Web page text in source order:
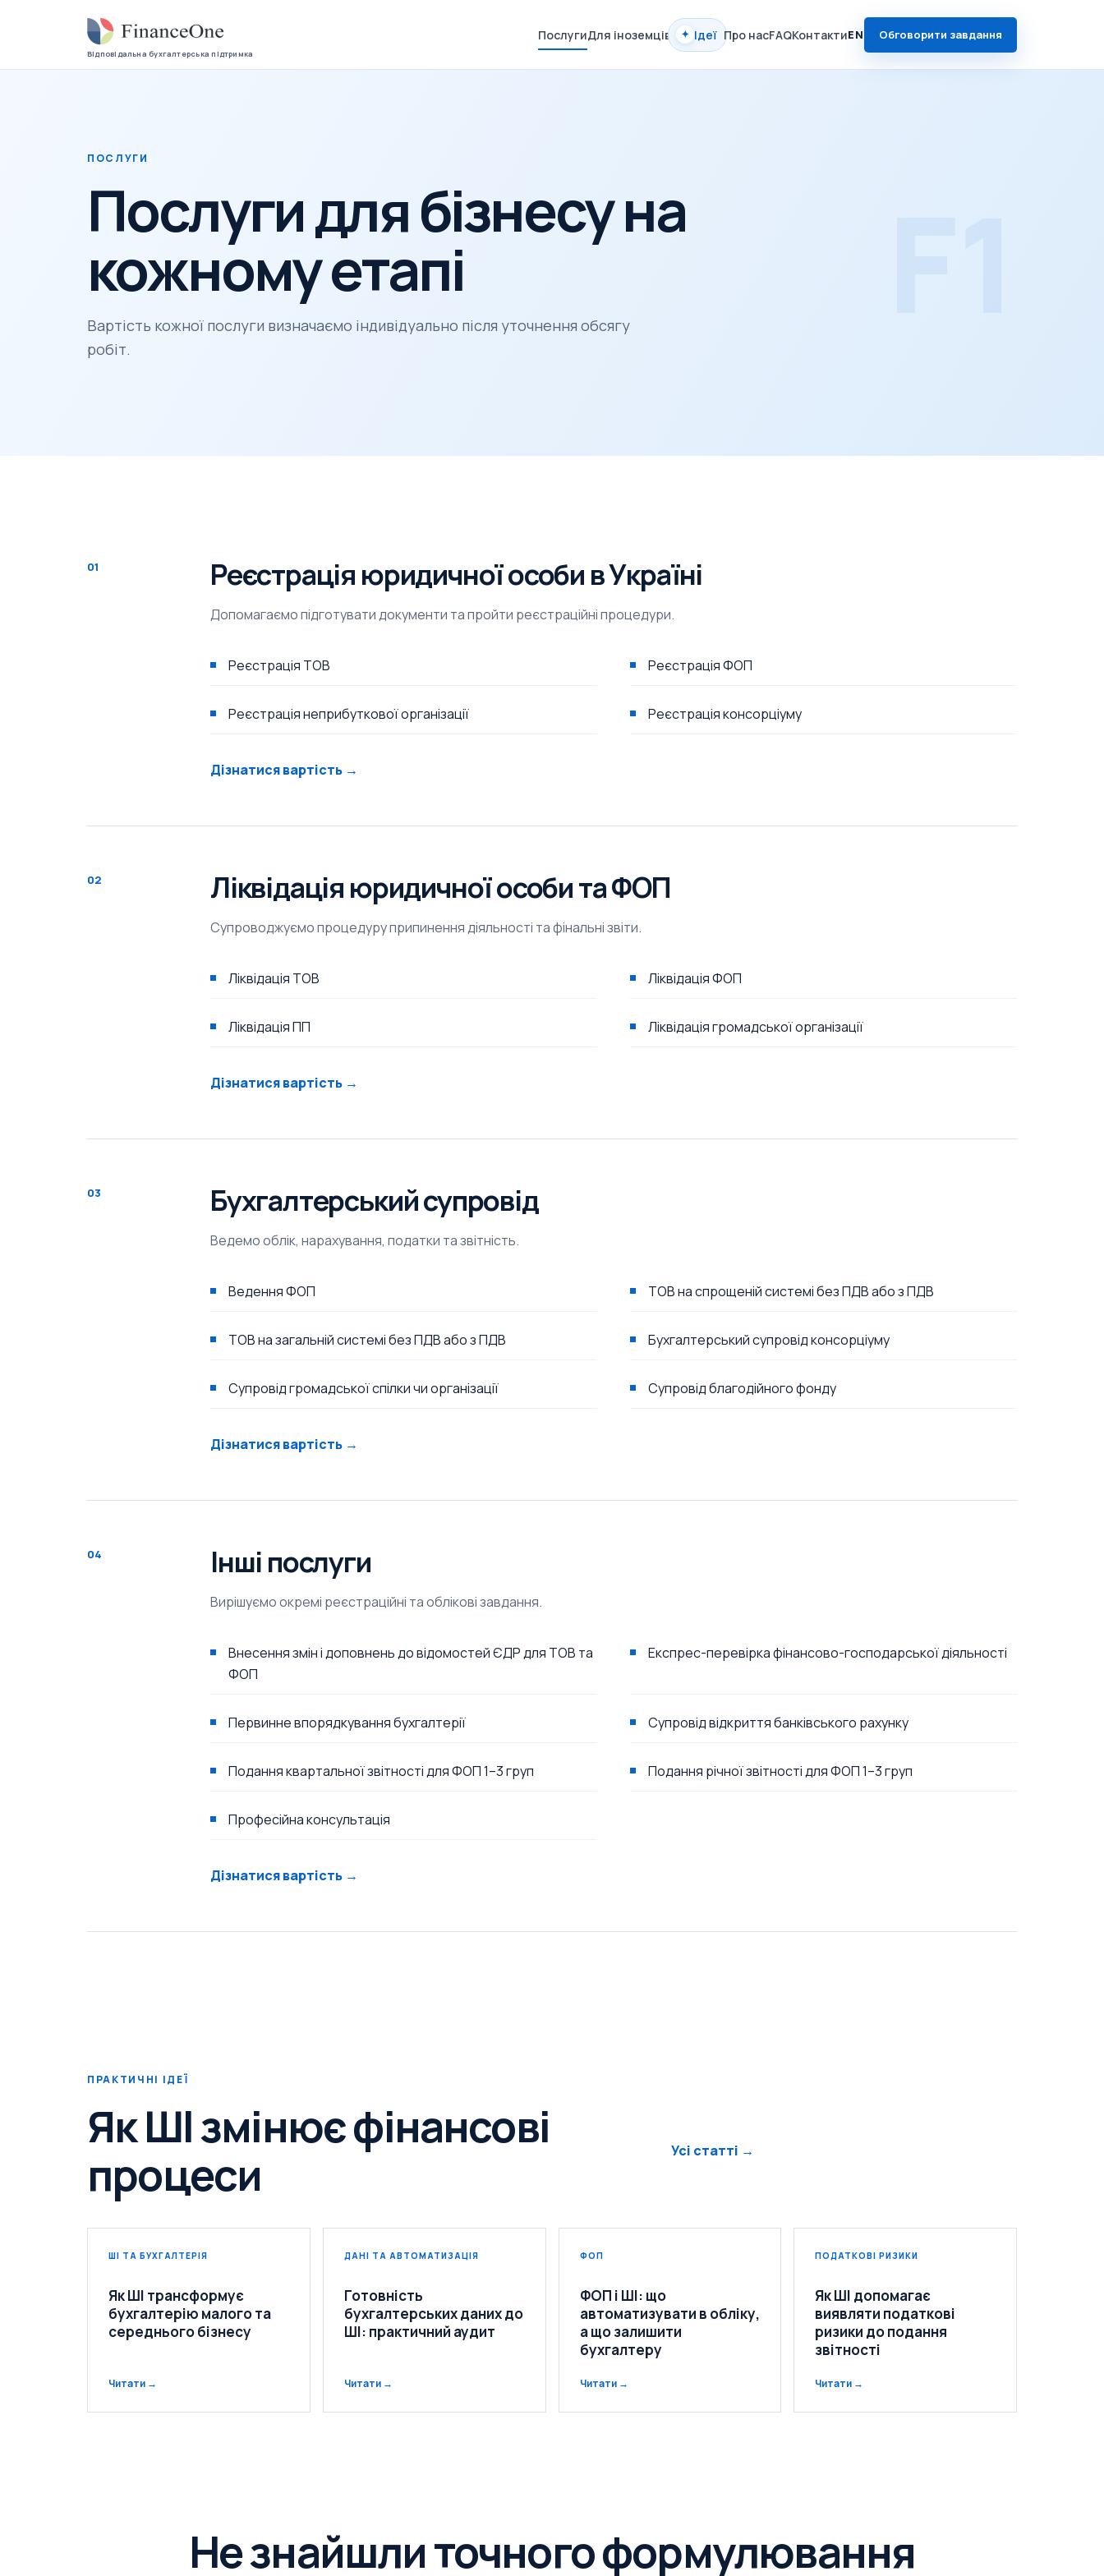
Відповідальна бухгалтерська підтримка
ПослугиДля іноземців ✦ Ідеї Про насFAQКонтактиEN Обговорити завдання
ПОСЛУГИ
Послуги для бізнесу на
кожному етапі
Вартість кожної послуги визначаємо індивідуально після уточнення обсягу
робіт.
01 Реєстрація юридичної особи в Україні
Допомагаємо підготувати документи та пройти реєстраційні процедури.
Реєстрація ТОВ Реєстрація ФОП
Реєстрація неприбуткової організації Реєстрація консорціуму
Дізнатися вартість →
02 Ліквідація юридичної особи та ФОП
Супроводжуємо процедуру припинення діяльності та фінальні звіти.
Ліквідація ТОВ Ліквідація ФОП
Ліквідація ПП Ліквідація громадської організації
Дізнатися вартість →
03 Бухгалтерський супровід
Ведемо облік, нарахування, податки та звітність.
Ведення ФОП ТОВ на спрощеній системі без ПДВ або з ПДВ
ТОВ на загальній системі без ПДВ або з ПДВ Бухгалтерський супровід консорціуму
Супровід громадської спілки чи організації Супровід благодійного фонду
Дізнатися вартість →
04 Інші послуги
Вирішуємо окремі реєстраційні та облікові завдання.
Внесення змін і доповнень до відомостей ЄДР для ТОВ та
ФОП
Експрес-перевірка фінансово-господарської діяльності
Первинне впорядкування бухгалтерії Супровід відкриття банківського рахунку
Подання квартальної звітності для ФОП 1–3 груп Подання річної звітності для ФОП 1–3 груп
Професійна консультація
Дізнатися вартість →
ПРАКТИЧНІ ІДЕЇ
Як ШІ змінює фінансові
процеси
Усі статті →
ШІ ТА БУХГАЛТЕРІЯ
Як ШІ трансформує
бухгалтерію малого та
середнього бізнесу
Читати →
ДАНІ ТА АВТОМАТИЗАЦІЯ
Готовність
бухгалтерських даних до
ШІ: практичний аудит
Читати →
ФОП
ФОП і ШІ: що
автоматизувати в обліку,
а що залишити
бухгалтеру
Читати →
ПОДАТКОВІ РИЗИКИ
Як ШІ допомагає
виявляти податкові
ризики до подання
звітності
Читати →
Не знайшли точного формулювання